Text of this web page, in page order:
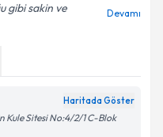
gibi sakin ve
Devamı
Haritada Göster
Kule Sitesi No:4/2/1 C-Blok